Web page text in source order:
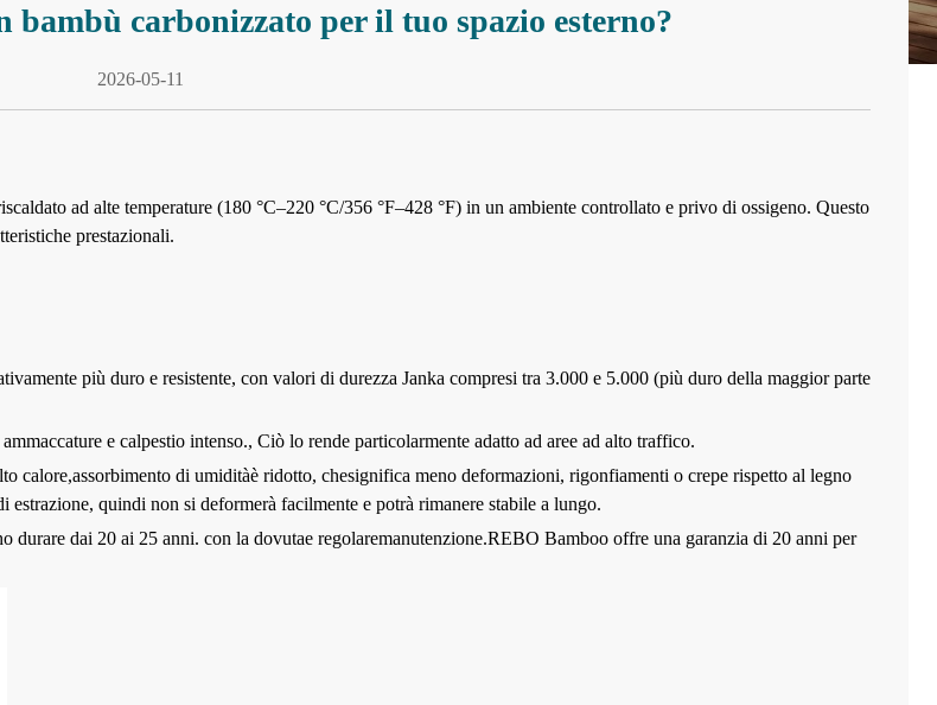
bambù carbonizzato per il tuo spazio esterno?
2026-05-11
ad alte temperature (180 °C–220 °C/356 °F–428 °F) in un ambiente controllato e privo di ossigeno. Questo
prestazionali.
più duro e resistente, con valori di durezza Janka compresi tra 3.000 e 5.000 (più duro della maggior parte
e calpestio intenso., Ciò lo rende particolarmente adatto ad aree ad alto traffico.
calore,assorbimento di umiditàè ridotto, chesignifica meno deformazioni, rigonfiamenti o crepe rispetto al legno
estrazione, quindi non si deformerà facilmente e potrà rimanere stabile a lungo.
durare dai 20 ai 25 anni. con la dovutae regolaremanutenzione.REBO Bamboo offre una garanzia di 20 anni per